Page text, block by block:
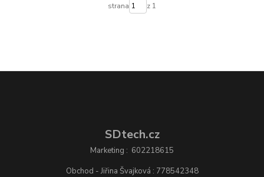
strana z 1
SDtech.cz
Marketing : 602218615
Obchod - Jiřina Švajková : 778542348